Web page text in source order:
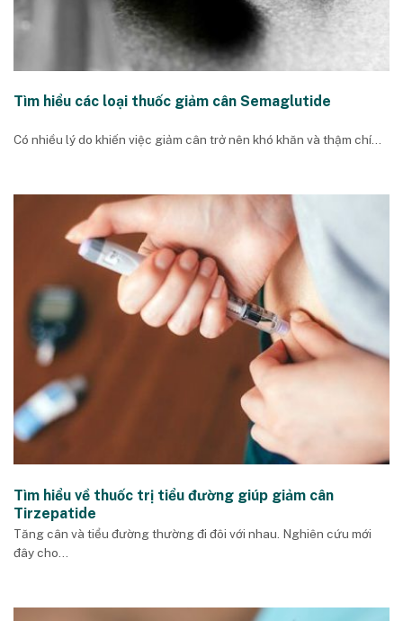
Tìm hiểu các loại thuốc giảm cân Semaglutide
Có nhiều lý do khiến việc giảm cân trở nên khó khăn và thậm chí...
Tìm hiểu về thuốc trị tiểu đường giúp giảm cân
Tirzepatide
Tăng cân và tiểu đường thường đi đôi với nhau. Nghiên cứu mới
đây cho...